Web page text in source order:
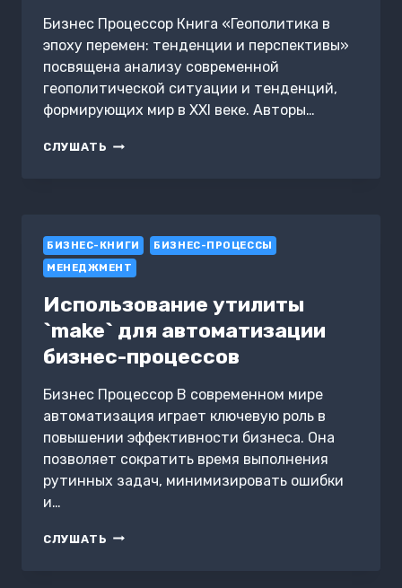
Бизнес Процессор Книга «Геополитика в
эпоху перемен: тенденции и перспективы»
посвящена анализу современной
геополитической ситуации и тенденций,
формирующих мир в XXI веке. Авторы…
СЛУШАТЬ ГЕОПОЛИТИКА
ПЕРСПЕКТИВЫ
БИЗНЕС-КНИГИ
БИЗНЕС-ПРОЦЕССЫ
МЕНЕДЖМЕНТ
Использование утилиты
`make` для автоматизации
бизнес-процессов
Бизнес Процессор В современном мире
автоматизация играет ключевую роль в
повышении эффективности бизнеса. Она
позволяет сократить время выполнения
рутинных задач, минимизировать ошибки
и…
СЛУШАТЬ ИСПОЛЬЗОВАНИЕ